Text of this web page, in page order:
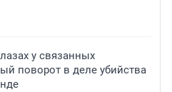
у связанных
поворот в деле убийства